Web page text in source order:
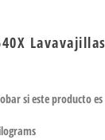
si este producto